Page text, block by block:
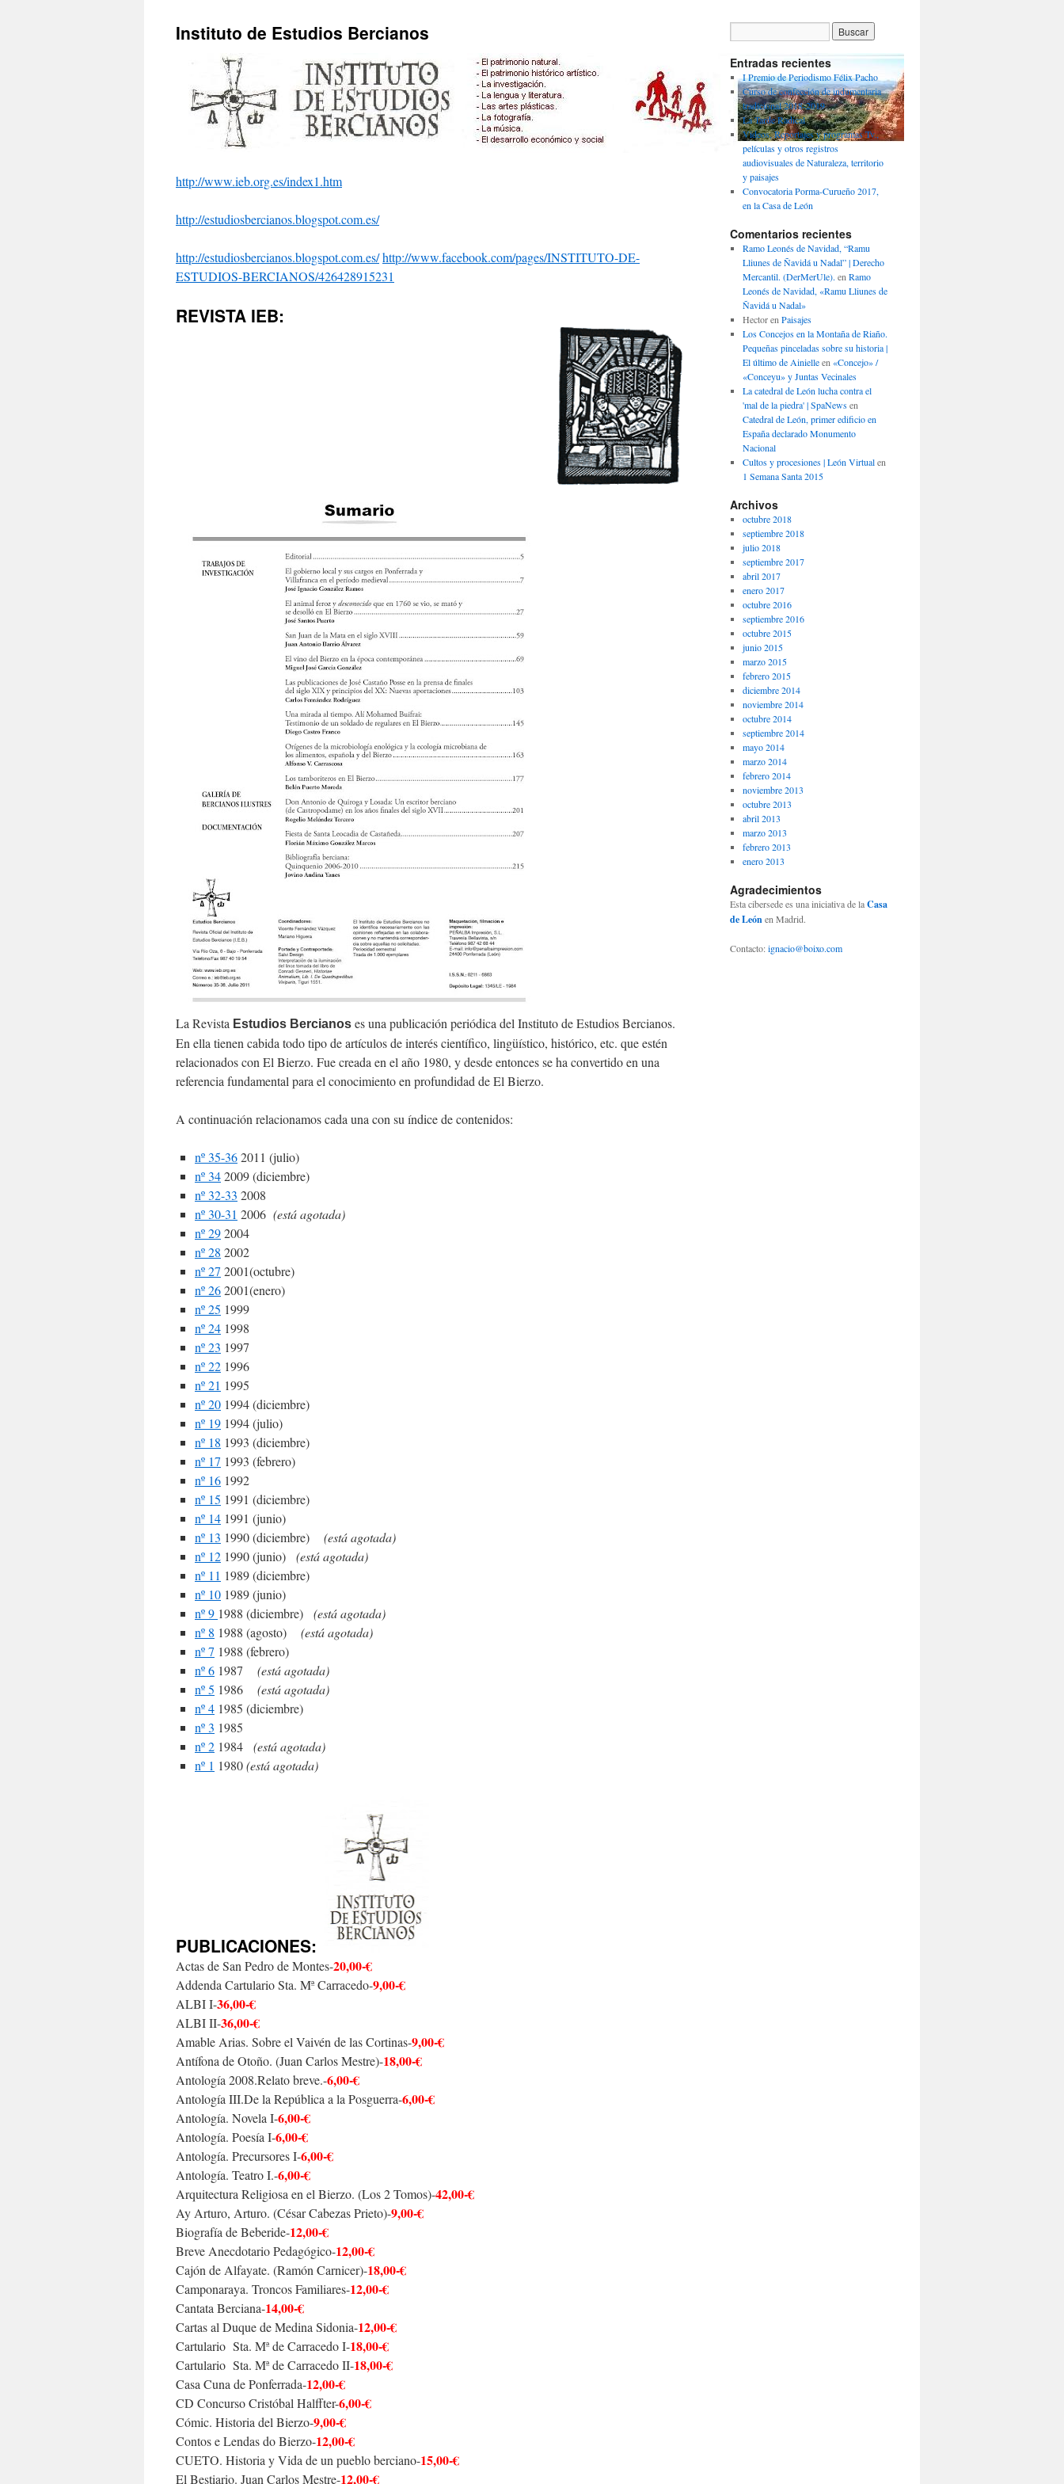
Instituto de Estudios Bercianos
http://www.ieb.org.es/index1.htm
http://estudiosbercianos.blogspot.com.es/
http://estudiosbercianos.blogspot.com.es/http://www.facebook.com/pages/INSTITUTO-DE-
ESTUDIOS-BERCIANOS/426428915231
REVISTA IEB:
La Revista Estudios Bercianos es una publicación periódica del Instituto de Estudios Bercianos.
En ella tienen cabida todo tipo de artículos de interés científico, lingüístico, histórico, etc. que estén
relacionados con El Bierzo. Fue creada en el año 1980, y desde entonces se ha convertido en una
referencia fundamental para el conocimiento en profundidad de El Bierzo.
A continuación relacionamos cada una con su índice de contenidos:
nº 35-362011 (julio)
nº 342009 (diciembre)
nº 32-33 2008
nº 30-31 2006 (está agotada)
nº 292004
nº 28 2002
nº 27 2001(octubre)
nº 262001(enero)
nº 25 1999
nº 24 1998
nº 23 1997
nº 22 1996
nº 21 1995
nº 20 1994 (diciembre)
nº 19 1994 (julio)
nº 18 1993 (diciembre)
nº 17 1993 (febrero)
nº 16 1992
nº 15 1991 (diciembre)
nº 14 1991 (junio)
nº 13 1990 (diciembre)
(está agotada)
nº 12 1990 (junio)
(está agotada)
nº 11 1989 (diciembre)
nº 10 1989 (junio)
nº 9 1988 (diciembre)
(está agotada)
nº 8 1988 (agosto)
(está agotada)
nº 7 1988 (febrero)
nº 6 1987
(está agotada)
nº 5 1986
(está agotada)
nº 4 1985 (diciembre)
nº 3 1985
nº 2 1984
(está agotada)
nº 1 1980(está agotada)
PUBLICACIONES:
Actas de San Pedro de Montes-20,00-€
Addenda Cartulario Sta. Mª Carracedo-9,00-€
ALBI I-36,00-€
ALBI II-36,00-€
Amable Arias. Sobre el Vaivén de las Cortinas-9,00-€
Antífona de Otoño. (Juan Carlos Mestre)-18,00-€
Antología 2008.Relato breve.-6,00-€
Antología III.De la República a la Posguerra-6,00-€
Antología. Novela I-6,00-€
Antología. Poesía I-6,00-€
Antología. Precursores I-6,00-€
Antología. Teatro I.-6,00-€
Arquitectura Religiosa en el Bierzo. (Los 2 Tomos)-42,00-€
Ay Arturo, Arturo. (César Cabezas Prieto)-9,00-€
Biografía de Beberide-12,00-€
Breve Anecdotario Pedagógico-12,00-€
Cajón de Alfayate. (Ramón Carnicer)-18,00-€
Camponaraya. Troncos Familiares-12,00-€
Cantata Berciana-14,00-€
Cartas al Duque de Medina Sidonia-12,00-€
Cartulario Sta. Mª de Carracedo I-18,00-€
Cartulario Sta. Mª de Carracedo II-18,00-€
Casa Cuna de Ponferrada-12,00-€
CD Concurso Cristóbal Halffter-6,00-€
Cómic. Historia del Bierzo-9,00-€
Contos e Lendas do Bierzo-12,00-€
CUETO. Historia y Vida de un pueblo berciano-15,00-€
El Bestiario. Juan Carlos Mestre-12,00-€
Entradas recientes
I Premio de Periodismo Félix Pacho
Curso de confección de indumentaria
tradicional 2018-2019
La Tarde Radical
Videos, Reportajes y programas Tv.,
películas y otros registros
audiovisuales de Naturaleza, territorio
y paisajes
Convocatoria Porma-Curueño 2017,
en la Casa de León
Comentarios recientes
Ramo Leonés de Navidad, “Ramu
Lliunes de Ñavidá u Nadal” | Derecho
Mercantil. (DerMerUle). en Ramo
Leonés de Navidad, «Ramu Lliunes de
Ñavidá u Nadal»
Hectoren Paisajes
Los Concejos en la Montaña de Riaño.
Pequeñas pinceladas sobre su historia |
El último de Ainielleen «Concejo» /
«Conceyu» y Juntas Vecinales
La catedral de León lucha contra el
'mal de la piedra' | SpaNewsen
Catedral de León, primer edificio en
España declarado Monumento
Nacional
Cultos y procesiones | León Virtualen
1 Semana Santa 2015
Archivos
octubre 2018
septiembre 2018
julio 2018
septiembre 2017
abril 2017
enero 2017
octubre 2016
septiembre 2016
octubre 2015
junio 2015
marzo 2015
febrero 2015
diciembre 2014
noviembre 2014
octubre 2014
septiembre 2014
mayo 2014
marzo 2014
febrero 2014
noviembre 2013
octubre 2013
abril 2013
marzo 2013
febrero 2013
enero 2013
Agradecimientos
Esta cibersede es una iniciativa de laCasa
de Leónen Madrid.
Contacto:ignacio@boixo.com